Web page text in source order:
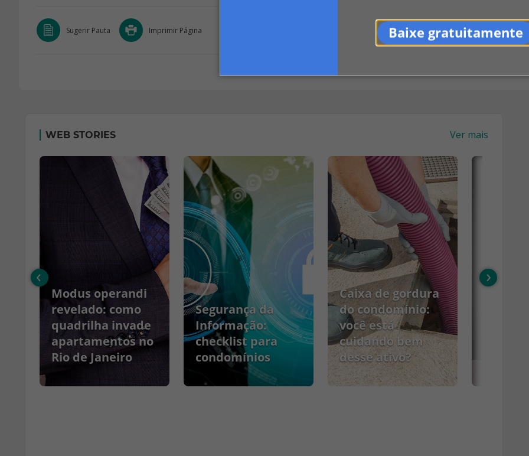
Baixe gratuitamente
Sugerir Pauta Imprimir Página
WEB STORIES Ver mais
Modus operandi
revelado: como
quadrilha invade
apartamentos no
Rio de Janeiro
Segurança da
Informação:
checklist para
condomínios
Caixa de gordura
do condomínio:
você está
cuidando bem
desse ativo?
‹ ›